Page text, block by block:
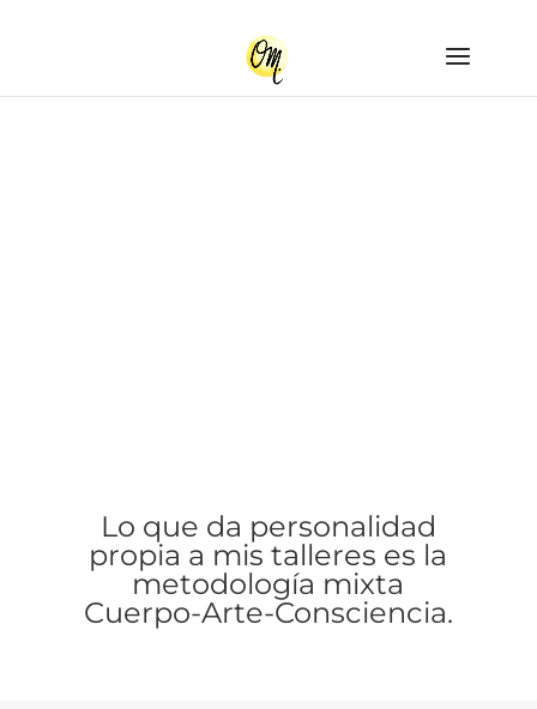
Lo que da personalidad
propia a mis talleres es la
metodología mixta
Cuerpo-Arte-Consciencia.